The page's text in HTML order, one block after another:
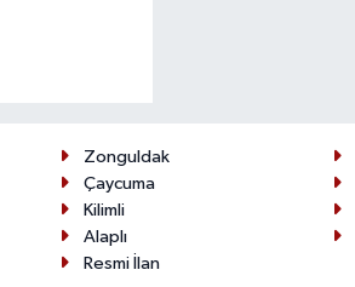
Zonguldak
Çaycuma
Kilimli
Alaplı
Resmi İlan